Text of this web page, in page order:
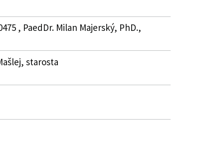
, PaedDr. Milan Majerský, PhD.,
starosta